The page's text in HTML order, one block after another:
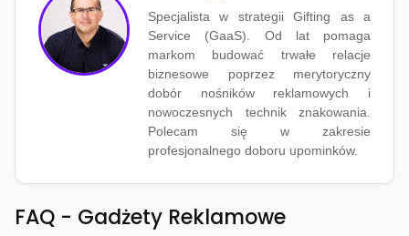
Specjalista w strategii Gifting as a
Service (GaaS). Od lat pomaga
markom budować trwałe relacje
biznesowe poprzez merytoryczny
dobór nośników reklamowych i
nowoczesnych technik znakowania.
Polecam się w zakresie
profesjonalnego doboru upominków.
FAQ - Gadżety Reklamowe